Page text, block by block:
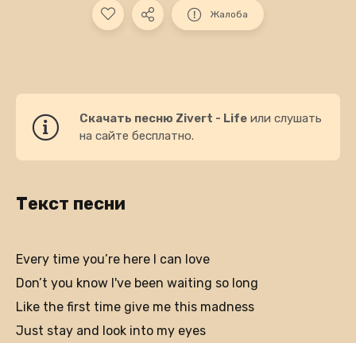
Жалоба
Скачать песню Zivert - Life или слушать
на сайте бесплатно.
Текст песни
Every time you’re here I can love
Don’t you know I've been waiting so long
Like the first time give me this madness
Just stay and look into my eyes